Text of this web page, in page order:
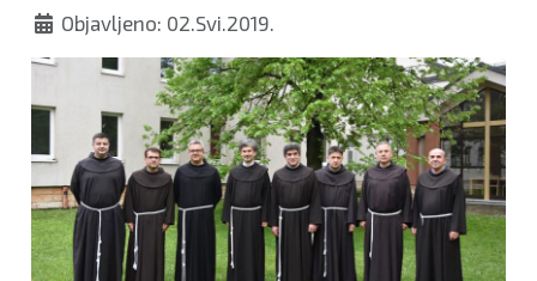
Objavljeno: 02.Svi.2019.